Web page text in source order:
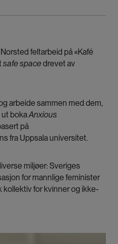
feltarbeid på «Kafé
safe spacedrevet av
arbeide sammen med dem,
ut bokaAnxious
på
fra Uppsala universitet.
miljøer: Sveriges
for mannlige feminister
kollektiv for kvinner og ikke-